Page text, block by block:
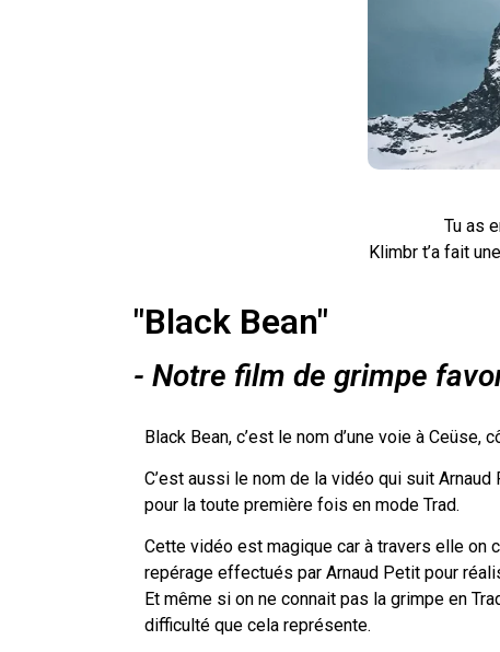
Tu as
Klimbr t’a fait
"Black Bean"
- Notre film de grimpe
Black Bean, c’est le nom d’une voie à Ceüse,
C’est aussi le nom de la vidéo qui suit
pour la toute première fois en mode Trad.
Cette vidéo est magique car à travers elle on
repérage effectués par Arnaud Petit pour
Et même si on ne connait pas la grimpe en
difficulté que cela représente.